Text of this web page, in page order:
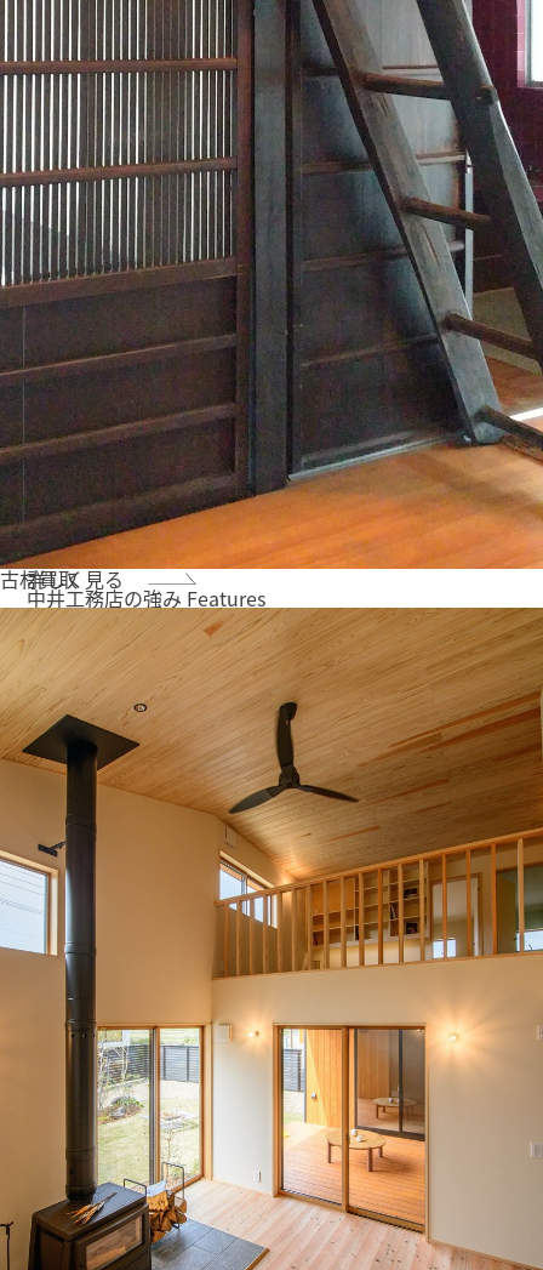
古材買取
詳しく見る
中井工務店の強み Features